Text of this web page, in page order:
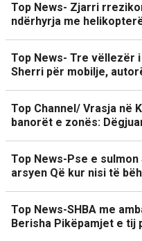
Top News- Zjarri
ndërhyrja me
Top News- Tre vëllezër
Sherri për mobilje,
Top Channel/ Vrasja në
banorët e zonës:
Top News-Pse e
arsyen Që kur nisi të
Top News-SHBA me
Berisha Pikëpamjet e tij